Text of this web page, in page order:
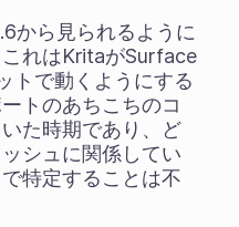
から見られるように
れはKritaがSurface
トで動くようにする
トのあちこちのコ
た時期であり、ど
シュに関係してい
特定することは不